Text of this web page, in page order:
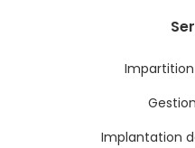
Implantation